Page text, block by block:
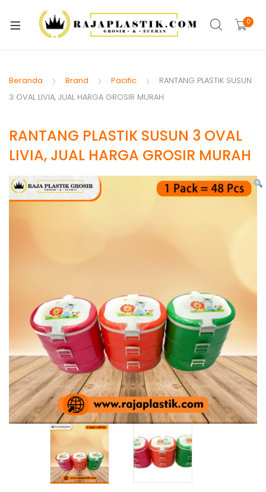
0
Beranda Brand Pacific
RANTANG PLASTIK SUSUN
3 OVAL LIVIA, JUAL HARGA GROSIR MURAH
RANTANG PLASTIK SUSUN 3 OVAL
LIVIA, JUAL HARGA GROSIR MURAH